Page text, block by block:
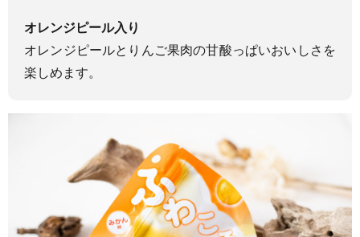
オレンジピール入り
オレンジピールとりんご果肉の甘酸っぱいおいしさを
楽しめます。